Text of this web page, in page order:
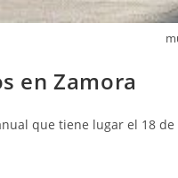
en Zamora
que tiene lugar el 18